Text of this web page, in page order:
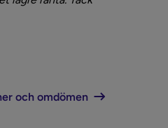
och omdömen